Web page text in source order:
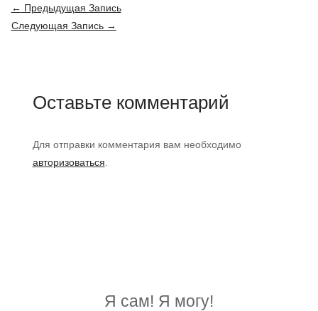
Навигация
по
← Предыдущая Запись
Следующая Запись →
Оставьте комментарий
Для отправки комментария вам необходимо
авторизоваться
Я сам! Я могу!